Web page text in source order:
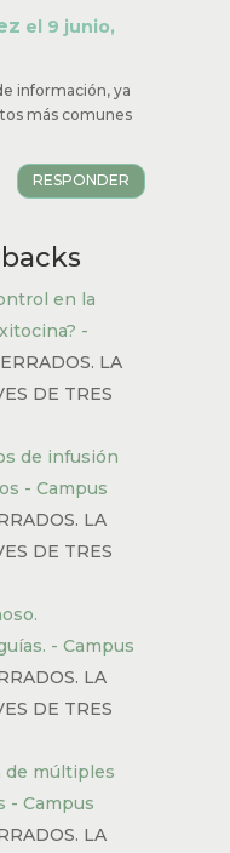
el 9 junio,
información, ya
más comunes
RESPONDER
en la
-
LA
DE TRES
de infusión
- Campus
LA
DE TRES
- Campus
LA
DE TRES
de múltiples
- Campus
LA